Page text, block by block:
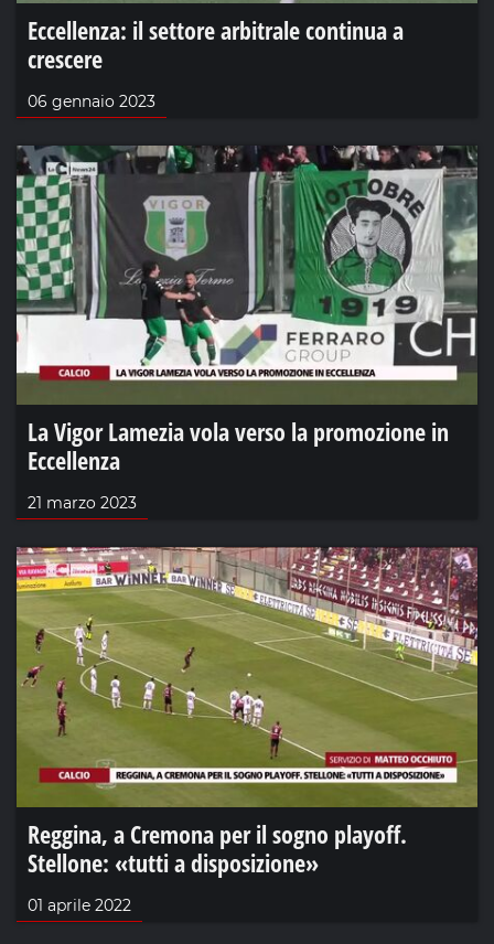
Eccellenza: il settore arbitrale continua a
crescere
06 gennaio 2023
La Vigor Lamezia vola verso la promozione in
Eccellenza
21 marzo 2023
Reggina, a Cremona per il sogno playoff.
Stellone: «tutti a disposizione»
01 aprile 2022